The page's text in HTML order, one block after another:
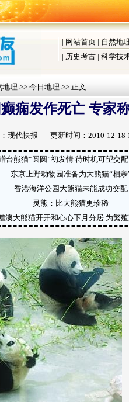
| 网站首页 | 自然地
| 历史考古 | 科学技
地理 >> 今日地理 >> 正文
痫发作死亡 专家
现代快报 更新时间：2010-12-18
台熊猫“圆圆”初发情 待时机可望交
东京上野动物园准备为大熊猫“相亲
香港海洋公园大熊猫未能成功交配
灵熊：比大熊猫更珍稀
澳大熊猫开开和心心下月分居 为繁